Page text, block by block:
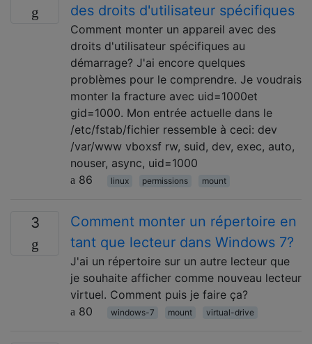
des droits d'utilisateur spécifiques
Comment monter un appareil avec des
droits d'utilisateur spécifiques au
démarrage? J'ai encore quelques
problèmes pour le comprendre. Je voudrais
monter la fracture avec uid=1000et
gid=1000. Mon entrée actuelle dans le
/etc/fstab/fichier ressemble à ceci: dev
/var/www vboxsf rw, suid, dev, exec, auto,
nouser, async, uid=1000
86
linux permissions mount
3
Comment monter un répertoire en
tant que lecteur dans Windows 7?
J'ai un répertoire sur un autre lecteur que
je souhaite afficher comme nouveau lecteur
virtuel. Comment puis je faire ça?
80
windows-7 mount virtual-drive